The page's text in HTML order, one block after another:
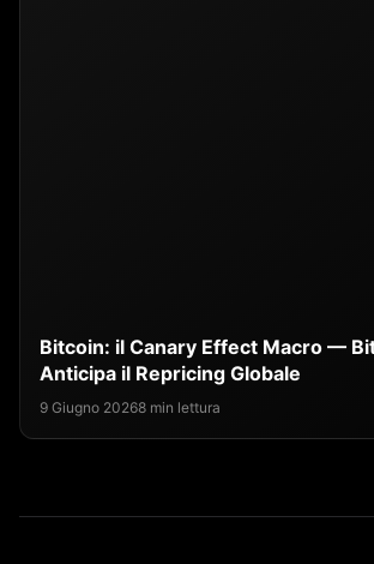
Bitcoin: il Canary Effect Macro —
Anticipa il Repricing Globale
9 Giugno 20268 min lettura